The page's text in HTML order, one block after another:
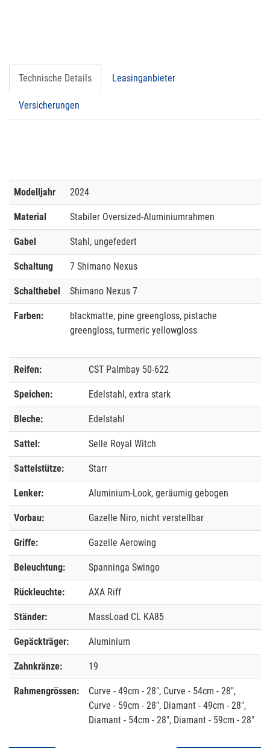
Technische Details Leasinganbieter
Versicherungen
Modelljahr 2024
Material Stabiler Oversized-Aluminiumrahmen
Gabel Stahl, ungefedert
Schaltung 7 Shimano Nexus
Schalthebel Shimano Nexus 7
Farben:
blackmatte, pine greengloss, pistache
greengloss, turmeric yellowgloss
Reifen: CST Palmbay 50-622
Speichen: Edelstahl, extra stark
Bleche: Edelstahl
Sattel: Selle Royal Witch
Sattelstütze: Starr
Lenker: Aluminium-Look, geräumig gebogen
Vorbau: Gazelle Niro, nicht verstellbar
Griffe: Gazelle Aerowing
Beleuchtung: Spanninga Swingo
Rückleuchte: AXA Riff
Ständer: MassLoad CL KA85
Gepäckträger: Aluminium
Zahnkränze: 19
Rahmengrössen:
Curve - 49cm - 28", Curve - 54cm - 28",
Curve - 59cm - 28", Diamant - 49cm - 28",
Diamant - 54cm - 28", Diamant - 59cm - 28"